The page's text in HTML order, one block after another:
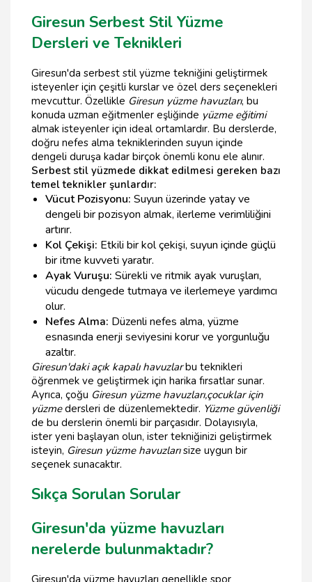
Giresun Serbest Stil Yüzme
Dersleri ve Teknikleri
Giresun'da serbest stil yüzme tekniğini geliştirmek
isteyenler için çeşitli kurslar ve özel ders seçenekleri
mevcuttur. Özellikle Giresun yüzme havuzları, bu
konuda uzman eğitmenler eşliğinde yüzme eğitimi
almak isteyenler için ideal ortamlardır. Bu derslerde,
doğru nefes alma tekniklerinden suyun içinde
dengeli duruşa kadar birçok önemli konu ele alınır.
Serbest stil yüzmede dikkat edilmesi gereken bazı
temel teknikler şunlardır:
Vücut Pozisyonu: Suyun üzerinde yatay ve
dengeli bir pozisyon almak, ilerleme verimliliğini
artırır.
Kol Çekişi: Etkili bir kol çekişi, suyun içinde güçlü
bir itme kuvveti yaratır.
Ayak Vuruşu: Sürekli ve ritmik ayak vuruşları,
vücudu dengede tutmaya ve ilerlemeye yardımcı
olur.
Nefes Alma: Düzenli nefes alma, yüzme
esnasında enerji seviyesini korur ve yorgunluğu
azaltır.
Giresun'daki açık kapalı havuzlarbu teknikleri
öğrenmek ve geliştirmek için harika fırsatlar sunar.
Ayrıca, çoğu Giresun yüzme havuzları,çocuklar için
yüzmedersleri de düzenlemektedir. Yüzme güvenliği
de bu derslerin önemli bir parçasıdır. Dolayısıyla,
ister yeni başlayan olun, ister tekniğinizi geliştirmek
isteyin, Giresun yüzme havuzlarısize uygun bir
seçenek sunacaktır.
Sıkça Sorulan Sorular
Giresun'da yüzme havuzları
nerelerde bulunmaktadır?
Giresun'da yüzme havuzları genellikle spor